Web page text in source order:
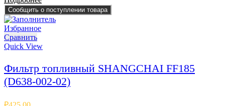
Сообщить о поступлении товара
Избранное
Сравнить
Quick View
Фильтр топливный SHANGCHAI FF185
(D638-002-02)